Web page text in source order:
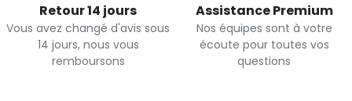
Retour 14 jours
Vous avez changé d'avis sous
14 jours, nous vous
remboursons
Assistance Premium
Nos équipes sont à votre
écoute pour toutes vos
questions